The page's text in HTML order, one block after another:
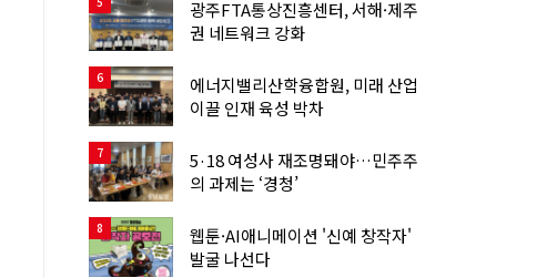
광주FTA통상진흥센터, 서해·제주
권 네트워크 강화
6
에너지밸리산학융합원, 미래 산업
이끌 인재 육성 박차
7
5·18 여성사 재조명돼야…민주주
의 과제는 ‘경청’
8
웹툰·AI애니메이션 '신예 창작자'
발굴 나선다